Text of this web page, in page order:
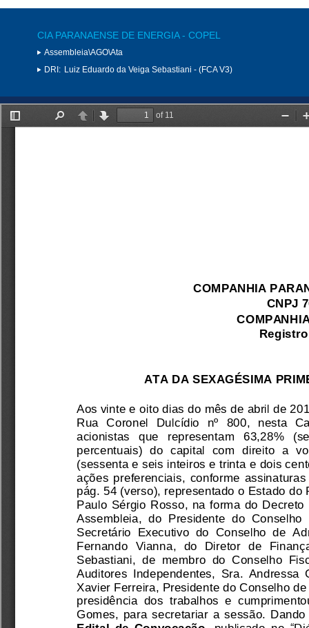
CIA PARANAENSE DE ENERGIA - COPEL
Assembleia\AGO\Ata
DRI: Luiz Eduardo da Veiga Sebastiani - (FCA V3)